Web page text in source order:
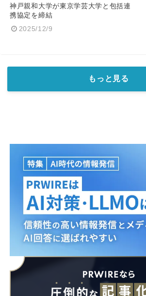
神戸親和大学が東京学芸大学と包括連
携協定を締結
2025/12/9
もっと見る